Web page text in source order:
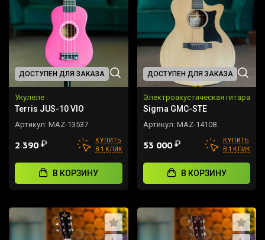
ДОСТУПЕН ДЛЯ ЗАКАЗА
Укулеле
Terris JUS-10 VIO
Артикул: MAZ-13537
2 390₽
КУПИТЬ
В 1 КЛИК
В КОРЗИНУ
ДОСТУПЕН ДЛЯ ЗАКАЗА
Электроакустическая гитара
Sigma GMC-STE
Артикул: MAZ-14108
53 000₽
КУПИТЬ
В 1 КЛИК
В КОРЗИНУ